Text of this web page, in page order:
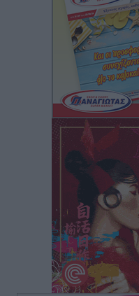
πριν 3 ώρες
Μόνιμες θέσεις στους
προϋποθέσεις, η
για τους δήμους
Τοπικές Ειδήσεις• πριν 3
Δεύτερη πηγή
ψαράδες ο αλιευτικός
πριν 4 ώρες
Μαρία
μεγαλύτερο
Μονή Πανορμίτη
Τοπικές Ειδήσεις• πριν 4